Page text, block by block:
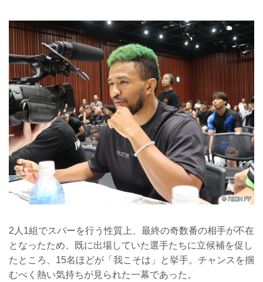
2人1組でスパーを行う性質上、最終の奇数番の相手が不在
となったため、既に出場していた選手たちに立候補を促し
たところ、15名ほどが「我こそは」と挙手。チャンスを掴
むべく熱い気持ちが見られた一幕であった。